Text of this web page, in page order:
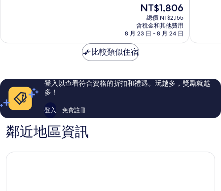
IHG
店
3
夠
評
論
現
價
格
為
NT$1,806
總價 NT$2,155
含稅金和其他費用
8 月 23 日 - 8 月 24 日
普
飯
店
常
評
論
比較類似住宿
登入以查看符合資格的折扣和禮遇。玩越多，獎勵就越
多！
登入 免費註冊
鄰近地區資訊